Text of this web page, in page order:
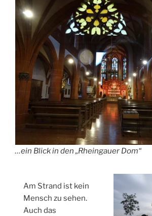
…ein Blick in den „Rheingauer Dom“
Am Strand ist kein
Mensch zu sehen.
Auch das